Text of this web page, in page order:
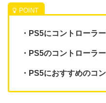
・PS5にコントローラ
・PS5のコントローラ
・PS5におすすめのコ